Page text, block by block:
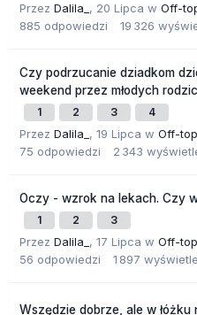
Przez Dalila_ , 20 Lipca w Off-
885 odpowiedzi 19 326
Czy podrzucanie dziadkom
weekend przez młodych
1 2 3 4
Przez Dalila_ , 19 Lipca w Off-
75 odpowiedzi 2 343
Oczy - wzrok na lekach. Czy
1 2 3
Przez Dalila_ , 17 Lipca w Off-
56 odpowiedzi 1 897
Wszędzie dobrze, ale w łóżku